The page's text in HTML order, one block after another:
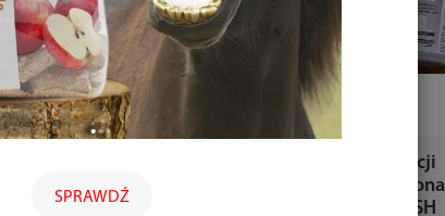
SPRAWDŹ
dermatologiczne KEVIN
BACON'S Active Soap –
Spray do pielęgnacji
sierści, grzywy i ogona
konia MAGIC BRUSH